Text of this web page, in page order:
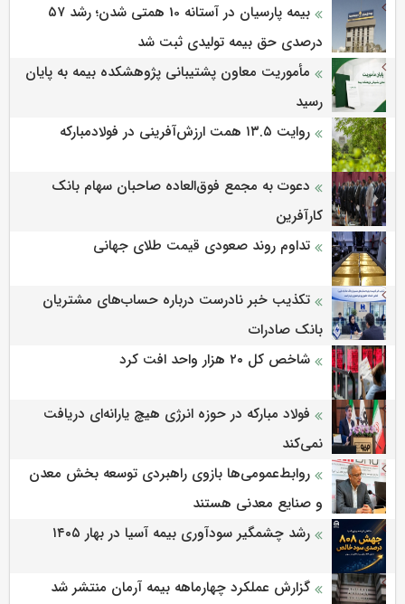
بیمه پارسیان در آستانه 10 همتی شدن؛ رشد ۵۷
درصدی حق بیمه تولیدی ثبت شد
مأموریت معاون پشتیبانی پژوهشكده بیمه به پایان
رسید
روایت ۱۳.۵ همت ارزش‌آفرینی در فولادمبارکه
دعوت به مجمع فوق‌العاده صاحبان سهام بانک
کارآفرین
تداوم روند صعودی قیمت طلای جهانی
تکذیب خبر نادرست درباره حساب‌های مشتریان
بانک صادرات
شاخص کل ۲۰ هزار واحد افت کرد
فولاد مبارکه در حوزه انرژی هیچ یارانه‌ای دریافت
نمی‌کند
روابط‌‌عمومی‌ها بازوی راهبردی توسعه بخش معدن
و صنایع معدنی هستند
رشد چشمگیر سودآوری بیمه آسیا در بهار ۱۴۰۵
گزارش عملکرد چهارماهه بیمه آرمان منتشر شد